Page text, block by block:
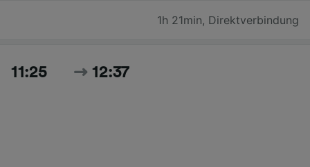
1h 21min, Direktverbindung
11:25 12:37